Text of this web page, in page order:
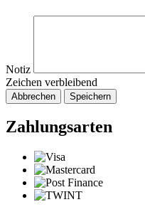
Notiz
Zeichen verbleibend
Abbrechen Speichern
Zahlungsarten